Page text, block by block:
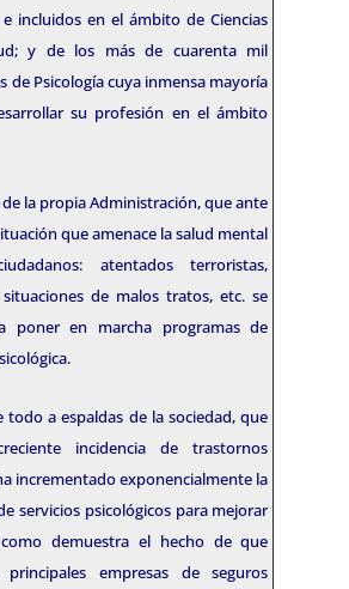
incluidos en el ámbito de Ciencias
y de los más de cuarenta mil
de Psicología cuya inmensa mayoría
su profesión en el ámbito
de la propia Administración, que ante
que amenace la salud mental
atentados terroristas,
situaciones de malos tratos, etc. se
poner en marcha programas de
todo a espaldas de la sociedad, que
incidencia de trastornos
incrementado exponencialmente la
servicios psicológicos para mejorar
demuestra el hecho de que
empresas de seguros